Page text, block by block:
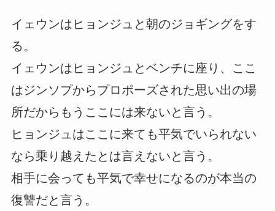
イェウンはヒョンジュと朝のジョギングをす
る。
イェウンはヒョンジュとベンチに座り、ここ
はジンソプからプロポーズされた思い出の場
所だからもうここには来ないと言う。
ヒョンジュはここに来ても平気でいられない
なら乗り越えたとは言えないと言う。
相手に会っても平気で幸せになるのが本当の
復讐だと言う。